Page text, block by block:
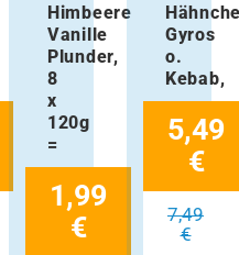
Himbeere
Vanille
Plunder,
8
x
120g
=
1,99
€
Gyros
o.
Kebab,
5,49
€
7,49
€